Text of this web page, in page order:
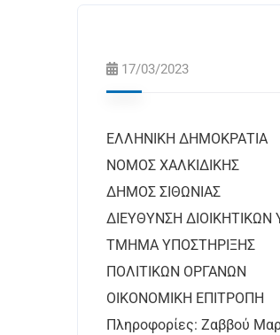
17/03/2023
ΕΛΛΗΝΙΚΗ ΔΗΜΟΚΡΑΤΙΑ
ΝΟΜΟΣ ΧΑΛΚΙΔΙΚΗΣ
ΔΗΜΟΣ ΣΙΘΩΝΙΑΣ
ΔΙΕΥΘΥΝΣΗ
ΤΜΗΜΑ
ΠΟΛΙΤΙΚΩΝ ΟΡΓΑΝΩΝ
ΟΙΚΟΝΟΜΙΚΗ ΕΠΙΤΡΟΠΗ
Πληροφορίες: Ζαββού